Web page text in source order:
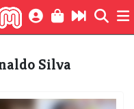
Silva